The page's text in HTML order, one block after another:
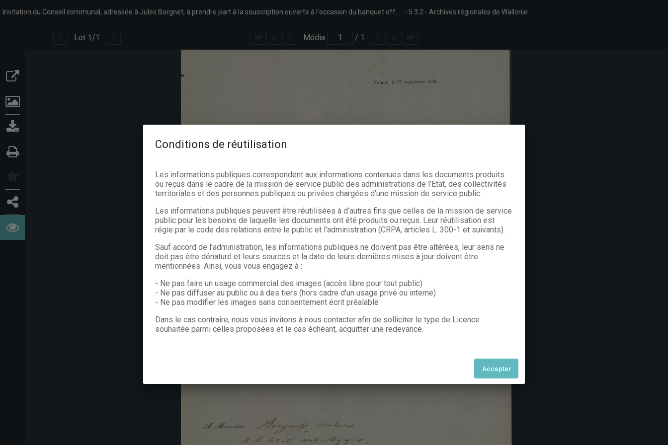
5.3.2 Archives régionales de Wallonie
Lot 1 /1 Média / 1
Conditions de réutilisation
Les informations publiques correspondent aux informations contenues dans les documents produits
ou reçus dans le cadre de la mission de service public des administrations de l’Etat, des collectivités
territoriales et des personnes publiques ou privées chargées d’une mission de service public.
Les informations publiques peuvent être réutilisées à d’autres fins que celles de la mission de service
public pour les besoins de laquelle les documents ont été produits ou reçus. Leur réutilisation est
régie par le code des relations entre le public et l'administration (CRPA, articles L. 300-1 et suivants).
Sauf accord de l’administration, les informations publiques ne doivent pas être altérées, leur sens ne
doit pas être dénaturé et leurs sources et la date de leurs dernières mises à jour doivent être
mentionnées. Ainsi, vous vous engagez à :
- Ne pas faire un usage commercial des images (accès libre pour tout public)
- Ne pas diffuser au public ou à des tiers (hors cadre d'un usage privé ou interne)
- Ne pas modifier les images sans consentement écrit préalable
Dans le cas contraire, nous vous invitons à nous contacter afin de solliciter le type de Licence
souhaitée parmi celles proposées et le cas échéant, acquitter une redevance.